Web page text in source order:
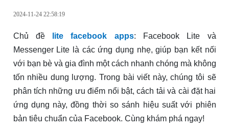
2024-11-24 22:58:19
Chủ đề lite facebook apps: Facebook Lite và
Messenger Lite là các ứng dụng nhẹ, giúp bạn kết nối
với bạn bè và gia đình một cách nhanh chóng mà không
tốn nhiều dung lượng. Trong bài viết này, chúng tôi sẽ
phân tích những ưu điểm nổi bật, cách tải và cài đặt hai
ứng dụng này, đồng thời so sánh hiệu suất với phiên
bản tiêu chuẩn của Facebook. Cùng khám phá ngay!